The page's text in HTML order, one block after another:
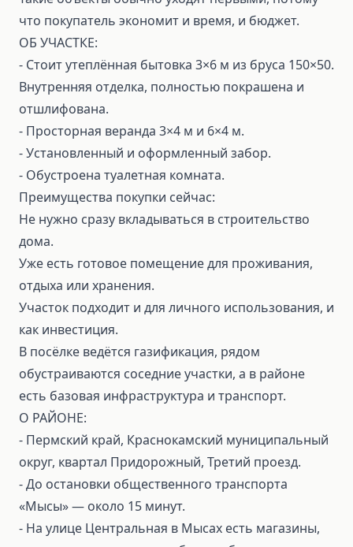
что покупатель экономит и время, и бюджет.
ОБ УЧАСТКЕ:
- Стоит утеплённая бытовка 3×6 м из бруса 150×50.
Внутренняя отделка, полностью покрашена и
отшлифована.
- Просторная веранда 3×4 м и 6×4 м.
- Установленный и оформленный забор.
- Обустроена туалетная комната.
Преимущества покупки сейчас:
Не нужно сразу вкладываться в строительство
дома.
Уже есть готовое помещение для проживания,
отдыха или хранения.
Участок подходит и для личного использования, и
как инвестиция.
В посёлке ведётся газификация, рядом
обустраиваются соседние участки, а в районе
есть базовая инфраструктура и транспорт.
О РАЙОНЕ:
- Пермский край, Краснокамский муниципальный
округ, квартал Придорожный, Третий проезд.
- До остановки общественного транспорта
«Мысы» — около 15 минут.
- На улице Центральная в Мысах есть магазины,